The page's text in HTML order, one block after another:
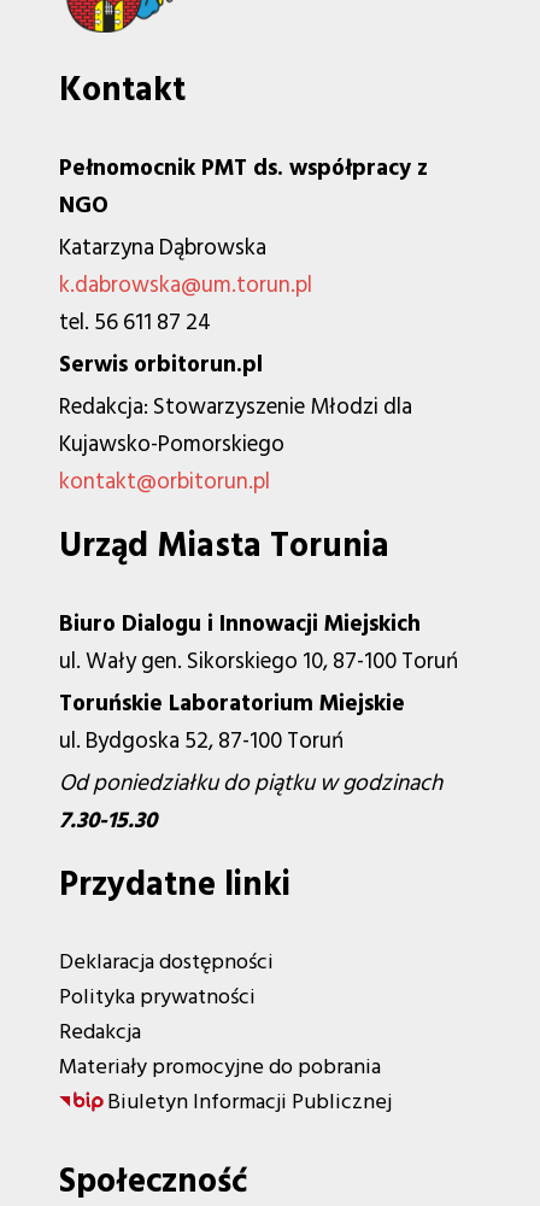
Kontakt
Pełnomocnik PMT ds. współpracy z
NGO
Katarzyna Dąbrowska
k.dabrowska@um.torun.pl
tel. 56 611 87 24
Serwis orbitorun.pl
Redakcja: Stowarzyszenie Młodzi dla
Kujawsko-Pomorskiego
kontakt@orbitorun.pl
Urząd Miasta Torunia
Biuro Dialogu i Innowacji Miejskich
ul. Wały gen. Sikorskiego 10, 87-100 Toruń
Toruńskie Laboratorium Miejskie
ul. Bydgoska 52, 87-100 Toruń
Od poniedziałku do piątku w godzinach
7.30-15.30
Przydatne linki
Deklaracja dostępności
Polityka prywatności
Redakcja
Materiały promocyjne do pobrania
Biuletyn Informacji Publicznej
Społeczność